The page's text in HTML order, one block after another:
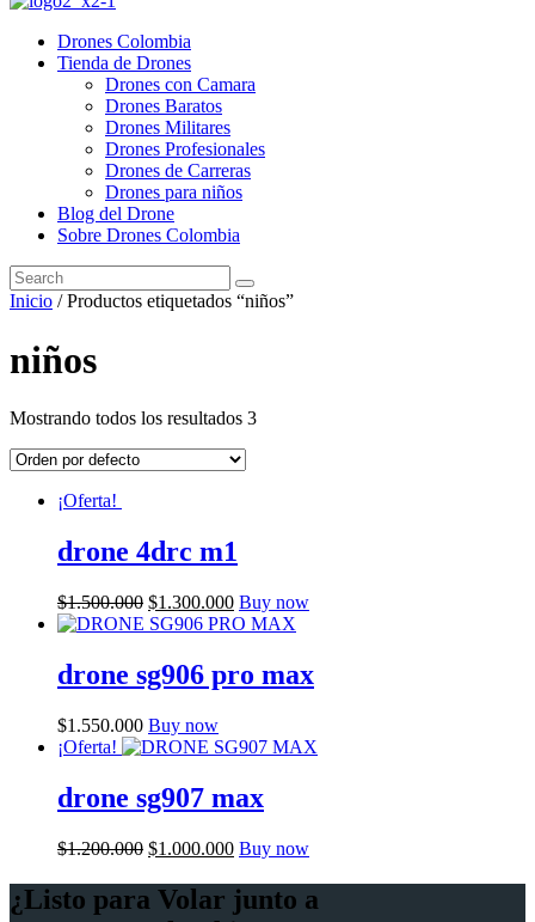
Drones Colombia
Tienda de Drones
Drones con Camara
Drones Baratos
Drones Militares
Drones Profesionales
Drones de Carreras
Drones para niños
Blog del Drone
Sobre Drones Colombia
Inicio / Productos etiquetados “niños”
niños
Mostrando todos los resultados 3
¡Oferta!
drone 4drc m1
$1.500.000 $1.300.000 Buy now
drone sg906 pro max
$1.550.000 Buy now
¡Oferta!
drone sg907 max
$1.200.000 $1.000.000 Buy now
¿Listo para Volar junto a